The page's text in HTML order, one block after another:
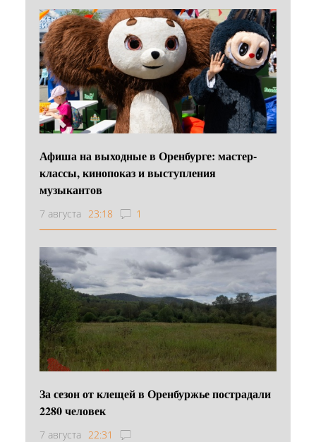
Афиша на выходные в Оренбурге: мастер-
классы, кинопоказ и выступления
музыкантов
7 августа 23:18 1
За сезон от клещей в Оренбуржье пострадали
2280 человек
7 августа 22:31